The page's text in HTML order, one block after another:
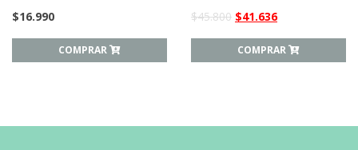
$16.990
COMPRAR
$45.800 $41.636
COMPRAR